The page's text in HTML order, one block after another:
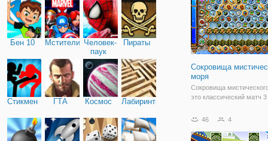
Бен 10 Мстители Человек-
паук
Пираты
Стикмен ГТА Космос Лабиринты
Сокровища
моря
Сокровища
это классический матч
время будет
фоном. Переключить
46 4